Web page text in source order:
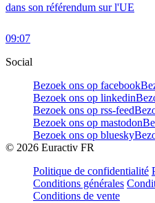
dans son référendum sur l'UE
09:07
Social
Bezoek ons op facebook
Bezoek ons op linkedin
Bezoek ons op rss-feed
Bezoek ons op mastodon
Bezoek ons op bluesky
© 2026 Euractiv FR
Politique de confidentialité
Conditions générales
Conditions de vente